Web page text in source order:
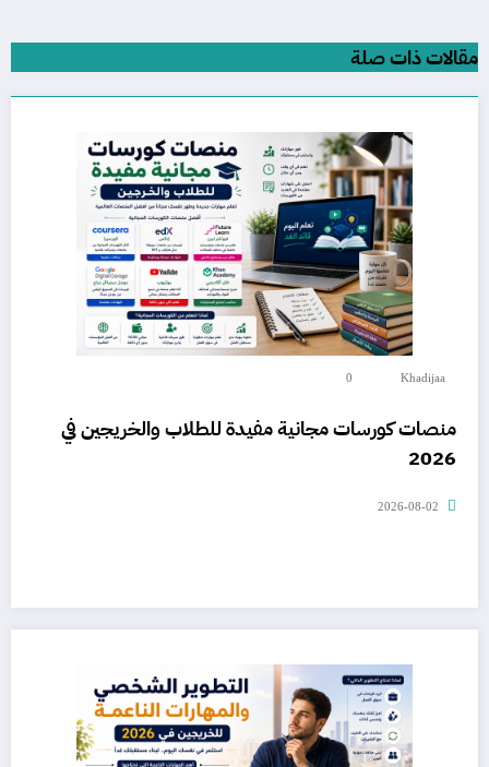
مقالات ذات صلة
Khadijaa
0
منصات كورسات مجانية مفيدة للطلاب والخريجين في
2026
2026-08-02